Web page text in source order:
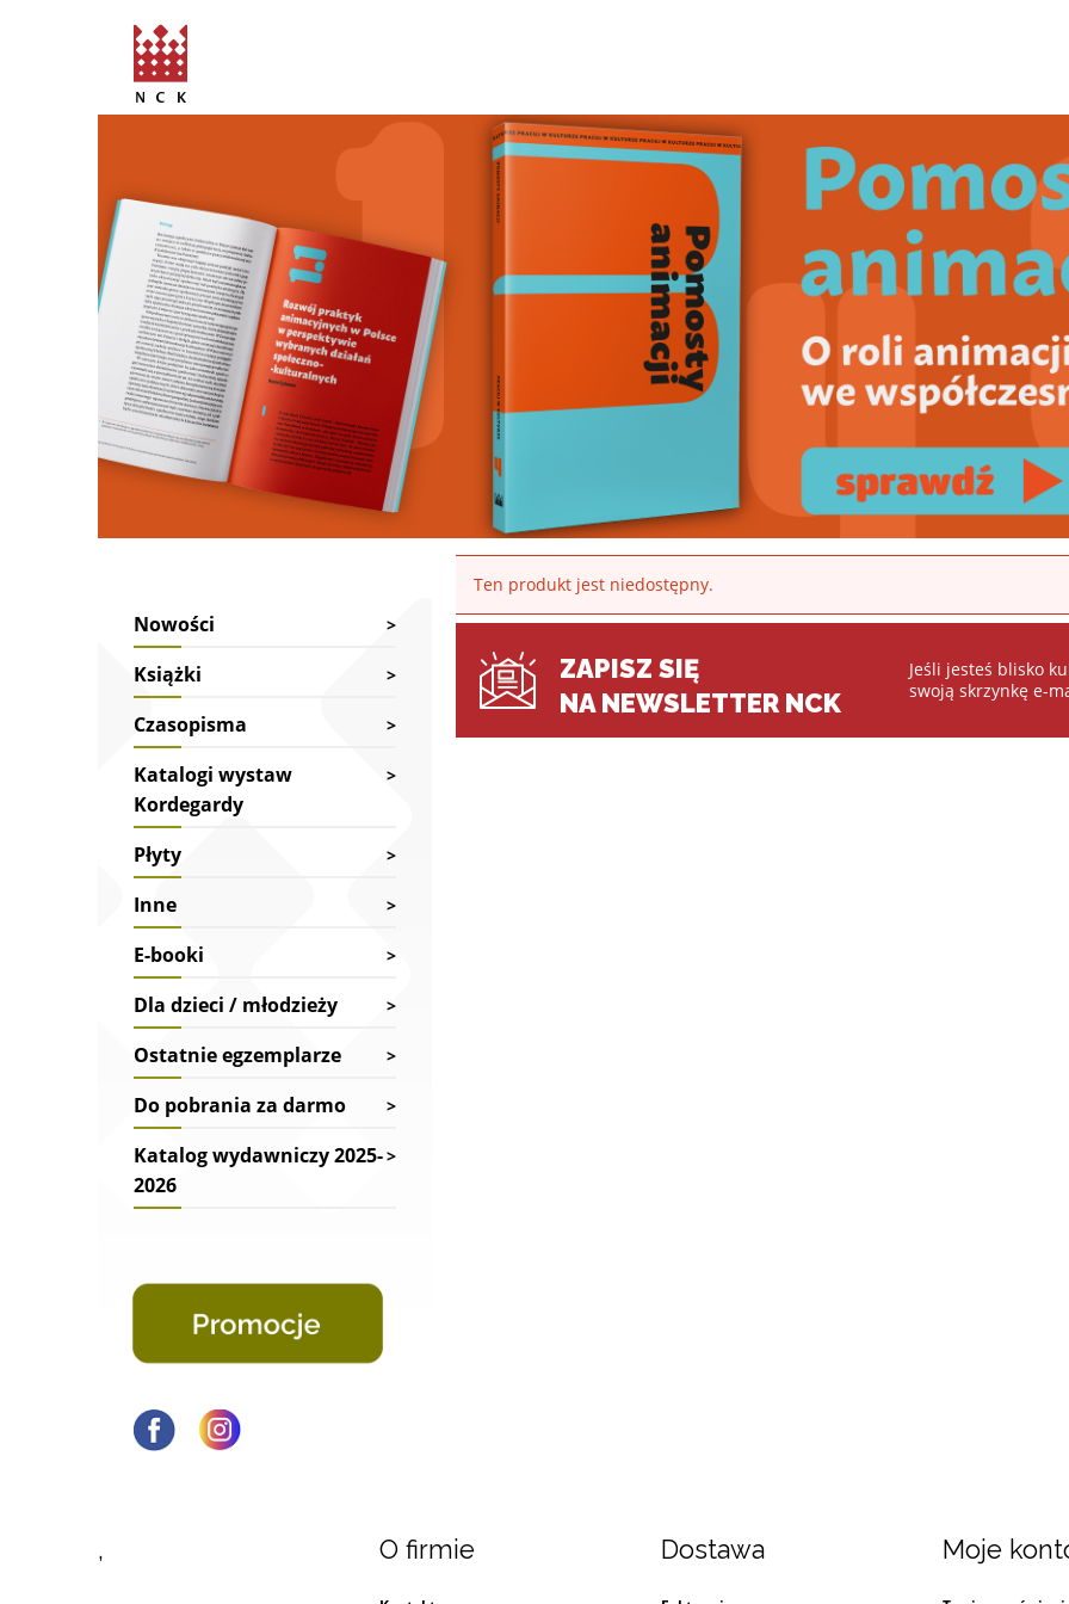
Nowości
Książki
Czasopisma
Katalogi wystaw
Kordegardy
Płyty
Inne
E-booki
Dla dzieci / młodzieży
Ostatnie egzemplarze
Do pobrania za darmo
Katalog wydawniczy 2025-
2026
Ten produkt jest niedostępny.
ZAPISZ SIĘ
NA NEWSLETTER NCK
Jeśli jesteś blisko
swoją skrzynkę e-
, O firmie Dostawa Moje